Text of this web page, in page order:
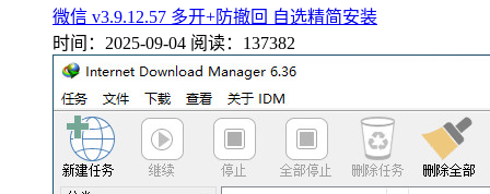
微信 v3.9.12.57 多开+防撤回 自选精简安装
时间：2025-09-04 阅读：137382